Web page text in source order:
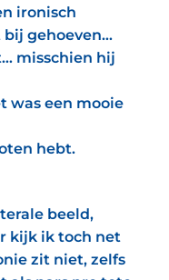
ironisch
gehoeven…
misschien hij
was een mooie
hebt.
beeld,
kijk ik toch net
zit niet, zelfs